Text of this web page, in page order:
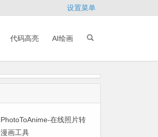
设置菜单
代码高亮 AI绘画
PhotoToAnime-在线照片转
漫画工具